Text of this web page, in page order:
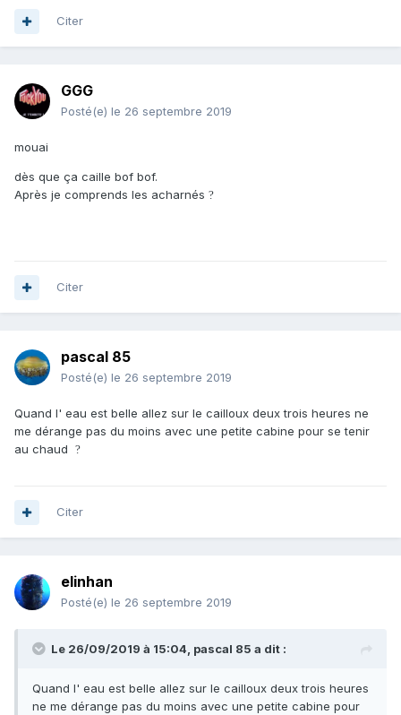
Citer
GGG
Posté(e) le 26 septembre 2019
mouai
dès que ça caille bof bof.
Après je comprends les acharnés ?
Citer
pascal 85
Posté(e) le 26 septembre 2019
Quand l' eau est belle allez sur le cailloux deux trois heures ne
me dérange pas du moins avec une petite cabine pour se tenir
au chaud ?
Citer
elinhan
Posté(e) le 26 septembre 2019
Le 26/09/2019 à 15:04, pascal 85 a dit :
Quand l' eau est belle allez sur le cailloux deux trois heures
ne me dérange pas du moins avec une petite cabine pour